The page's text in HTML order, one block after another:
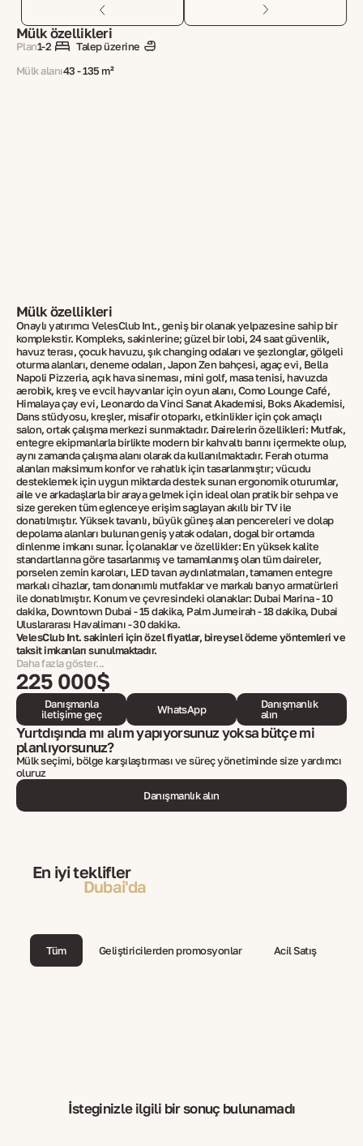
Mülk özellikleri
Plan1-2
Talep üzerine
Mülk alanı43 - 135 m²
Mülk özellikleri
Onaylı yatırımcı VelesClub Int., geniş bir olanak yelpazesine sahip bir
komplekstir. Kompleks, sakinlerine; güzel bir lobi, 24 saat güvenlik,
havuz terası, çocuk havuzu, şık changing odaları ve şezlonglar, gölgeli
oturma alanları, deneme odaları, Japon Zen bahçesi, ağaç evi, Bella
Napoli Pizzeria, açık hava sineması, mini golf, masa tenisi, havuzda
aerobik, kreş ve evcil hayvanlar için oyun alanı, Como Lounge Café,
Himalaya çay evi, Leonardo da Vinci Sanat Akademisi, Boks Akademisi,
Dans stüdyosu, kreşler, misafir otoparkı, etkinlikler için çok amaçlı
salon, ortak çalışma merkezi sunmaktadır. Dairelerin özellikleri: Mutfak,
entegre ekipmanlarla birlikte modern bir kahvaltı barını içermekte olup,
aynı zamanda çalışma alanı olarak da kullanılmaktadır. Ferah oturma
alanları maksimum konfor ve rahatlık için tasarlanmıştır; vücudu
desteklemek için uygun miktarda destek sunan ergonomik oturumlar,
aile ve arkadaşlarla bir araya gelmek için ideal olan pratik bir sehpa ve
size gereken tüm eğlenceye erişim sağlayan akıllı bir TV ile
donatılmıştır. Yüksek tavanlı, büyük güneş alan pencereleri ve dolap
depolama alanları bulunan geniş yatak odaları, doğal bir ortamda
dinlenme imkanı sunar. İç olanaklar ve özellikler: En yüksek kalite
standartlarına göre tasarlanmış ve tamamlanmış olan tüm daireler,
porselen zemin karoları, LED tavan aydınlatmaları, tamamen entegre
markalı cihazlar, tam donanımlı mutfaklar ve markalı banyo armatürleri
ile donatılmıştır. Konum ve çevresindeki olanaklar: Dubai Marina - 10
dakika, Downtown Dubai - 15 dakika, Palm Jumeirah - 18 dakika, Dubai
Uluslararası Havalimanı - 30 dakika.
VelesClub Int. sakinleri için özel fiyatlar, bireysel ödeme yöntemleri ve
taksit imkanları sunulmaktadır.
Daha fazla göster...
225 000$
Danışmanla
iletişime geç
WhatsApp
Danışmanlık
alın
Yurtdışında mı alım yapıyorsunuz yoksa bütçe mi
planlıyorsunuz?
Mülk seçimi, bölge karşılaştırması ve süreç yönetiminde size yardımcı
oluruz
Danışmanlık alın
En iyi teklifler
Dubai'da
Tüm Geliştiricilerden promosyonlar Acil Satış
İsteğinizle ilgili bir sonuç bulunamadı